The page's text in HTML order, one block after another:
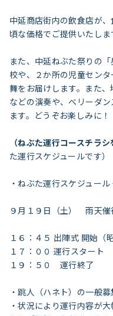
中延商店街内の飲食店が
頃な価格でご提供いたしま
また、中延ねぶた祭りの
校や、２か所の児童セン
舞をお届けします。また
などの演奏や、ベリーダ
ます。どうぞお楽しみに！
（ねぶた運行コースチラ
た運行スケジュールです）
・ねぶた運行スケジュー
９月１９日（土） 雨天催
１６：４５ 出陣式 開始（
１７：００ 運行スタート
１９：５０ 運行終了
・跳人（ハネト）の一般募
・状況により運行内容が